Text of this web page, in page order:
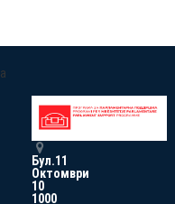
a
Бул.11
Октомври
10
1000